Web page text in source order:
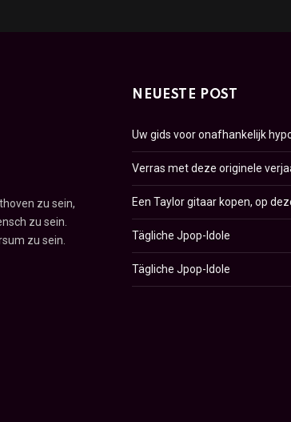
zu sein,
zu sein.
zu sein.
NEUESTE POST
Uw gids voor onafhankelijk
Verras met deze originele
Een Taylor gitaar kopen, op
Tägliche Jpop-Idole
Tägliche Jpop-Idole